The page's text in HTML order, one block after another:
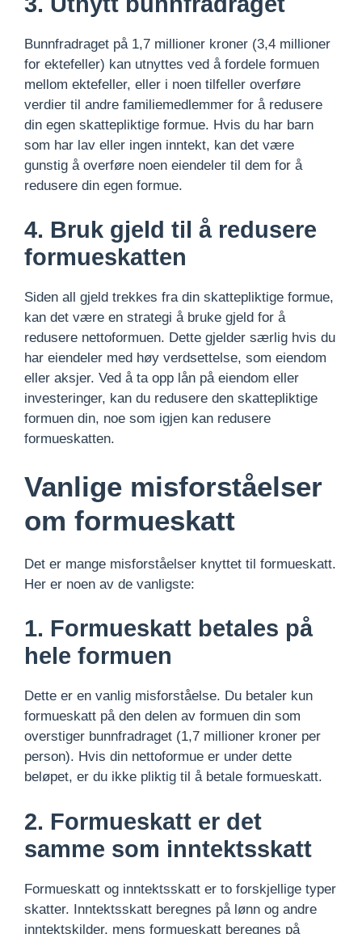
Bunnfradraget på 1,7 millioner kroner (3,4 millioner
for ektefeller) kan utnyttes ved å fordele formuen
mellom ektefeller, eller i noen tilfeller overføre
verdier til andre familiemedlemmer for å redusere
din egen skattepliktige formue. Hvis du har barn
som har lav eller ingen inntekt, kan det være
gunstig å overføre noen eiendeler til dem for å
redusere din egen formue.
4. Bruk gjeld til å redusere
formueskatten
Siden all gjeld trekkes fra din skattepliktige formue,
kan det være en strategi å bruke gjeld for å
redusere nettoformuen. Dette gjelder særlig hvis du
har eiendeler med høy verdsettelse, som eiendom
eller aksjer. Ved å ta opp lån på eiendom eller
investeringer, kan du redusere den skattepliktige
formuen din, noe som igjen kan redusere
formueskatten.
Vanlige misforståelser
om formueskatt
Det er mange misforståelser knyttet til formueskatt.
Her er noen av de vanligste:
1. Formueskatt betales på
hele formuen
Dette er en vanlig misforståelse. Du betaler kun
formueskatt på den delen av formuen din som
overstiger bunnfradraget (1,7 millioner kroner per
person). Hvis din nettoformue er under dette
beløpet, er du ikke pliktig til å betale formueskatt.
2. Formueskatt er det
samme som inntektsskatt
Formueskatt og inntektsskatt er to forskjellige typer
skatter. Inntektsskatt beregnes på lønn og andre
inntektskilder, mens formueskatt beregnes på